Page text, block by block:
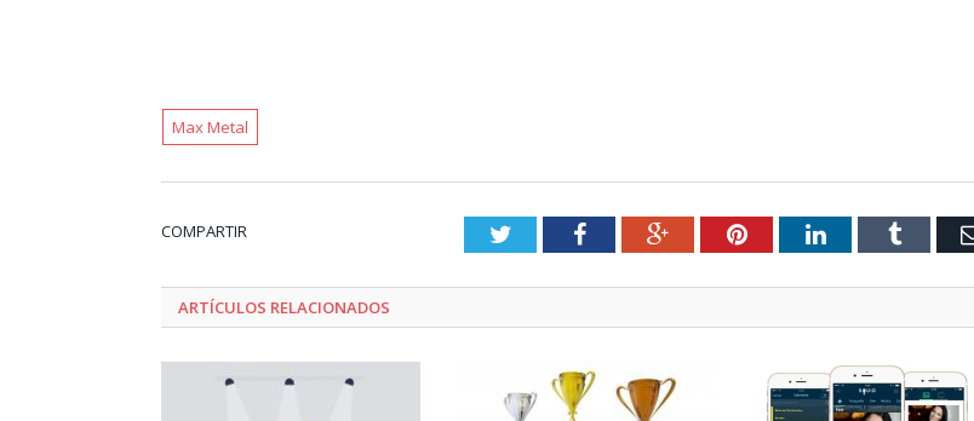
Max Metal
COMPARTIR TwitterFacebookGoogle+PinterestLinkedInTumblr
ARTÍCULOS RELACIONADOS